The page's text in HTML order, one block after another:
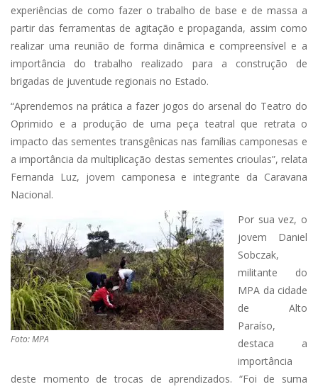
experiências de como fazer o trabalho de base e de massa a
partir das ferramentas de agitação e propaganda, assim como
realizar uma reunião de forma dinâmica e compreensível e a
importância do trabalho realizado para a construção de
brigadas de juventude regionais no Estado.
“Aprendemos na prática a fazer jogos do arsenal do Teatro do
Oprimido e a produção de uma peça teatral que retrata o
impacto das sementes transgênicas nas famílias camponesas e
a importância da multiplicação destas sementes crioulas”, relata
Fernanda Luz, jovem camponesa e integrante da Caravana
Nacional.
Foto: MPA
Por sua vez, o
jovem Daniel
Sobczak,
militante do
MPA da cidade
de Alto
Paraíso,
destaca a
importância
deste momento de trocas de aprendizados. “Foi de suma